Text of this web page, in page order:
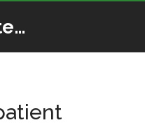
Espace Santé Ertedis